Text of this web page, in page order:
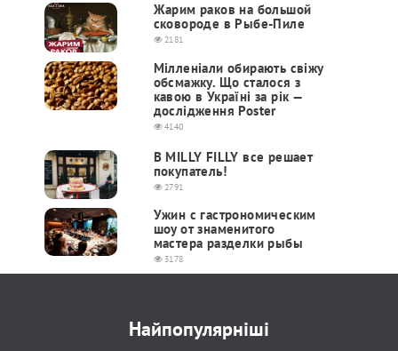
Жарим раков на большой
сковороде в Рыбе-Пиле
2181
Мілленіали обирають свіжу
обсмажку. Що сталося з
кавою в Україні за рік —
дослідження Poster
4140
В MILLY FILLY все решает
покупатель!
2791
Ужин с гастрономическим
шоу от знаменитого
мастера разделки рыбы
3178
Найпопулярніші